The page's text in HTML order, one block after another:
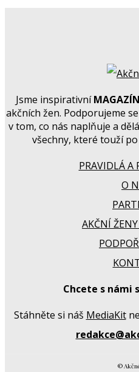
Jsme inspirativníMAGAZÍN
akčních žen. Podporujeme
v tom, co nás naplňuje a
všechny, které touží
PRAVIDLÁ A
O
AKČNÍ
Chcete s námi
Stáhněte si náš MediaKit
©